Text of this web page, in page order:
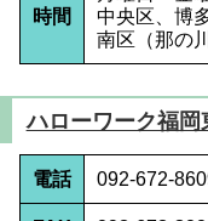
時間
中央区、博
南区（那の
ハローワーク福岡
電話 092-672-